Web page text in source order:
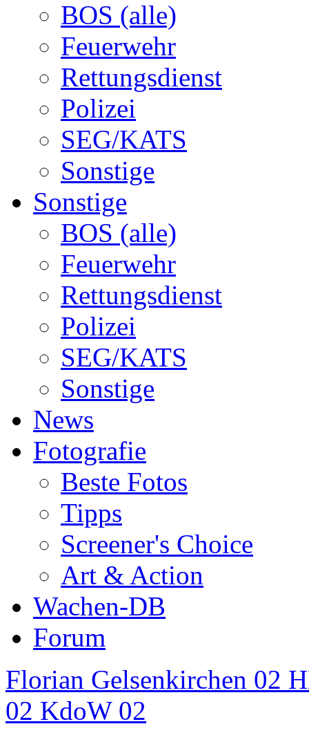
BOS (alle)
Feuerwehr
Rettungsdienst
Polizei
SEG/KATS
Sonstige
Sonstige
BOS (alle)
Feuerwehr
Rettungsdienst
Polizei
SEG/KATS
Sonstige
News
Fotografie
Beste Fotos
Tipps
Screener's Choice
Art & Action
Wachen-DB
Forum
Florian Gelsenkirchen 02
02 KdoW 02